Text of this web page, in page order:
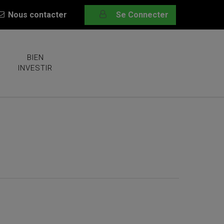
Nous contacter Se Connecter
BIEN
INVESTIR